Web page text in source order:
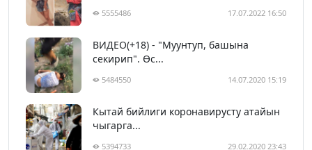
5555486 17.07.2022 16:50
ВИДЕО(+18) - "Муунтуп, башына
секирип". Өс...
5484550 14.07.2020 15:19
Кытай бийлиги коронавирусту атайын
чыгарга...
5394733 29.02.2020 23:43